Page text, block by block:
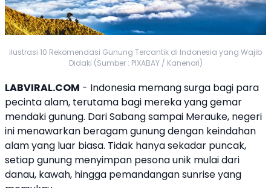
ilustrasi 10 Rekomendasi Gunung Tercantik di Indonesia yang Wajib
Didaki (Sumber : PIXABAY / Kanenori)
LABVIRAL.COM - Indonesia memang surga bagi para
pecinta alam, terutama bagi mereka yang gemar
mendaki gunung. Dari Sabang sampai Merauke, negeri
ini menawarkan beragam gunung dengan keindahan
alam yang luar biasa. Tidak hanya sekadar puncak,
setiap gunung menyimpan pesona unik mulai dari
danau, kawah, hingga pemandangan sunrise yang